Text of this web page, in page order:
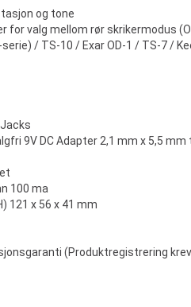
og tone
for valg mellom rør skrikermodus
/ TS-10 / Exar OD-1 / TS-7 /
9V DC Adapter 2,1 mm x 5,5 mm
100 ma
121 x 56 x 41 mm
(Produktregistrering